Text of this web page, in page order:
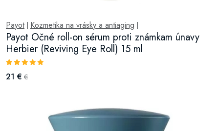
Payot| Kozmetika na vrásky a antiaging
Payot Očné roll-on sérum proti známkam únavy
Herbier (Reviving Eye Roll) 15 ml
21 € €